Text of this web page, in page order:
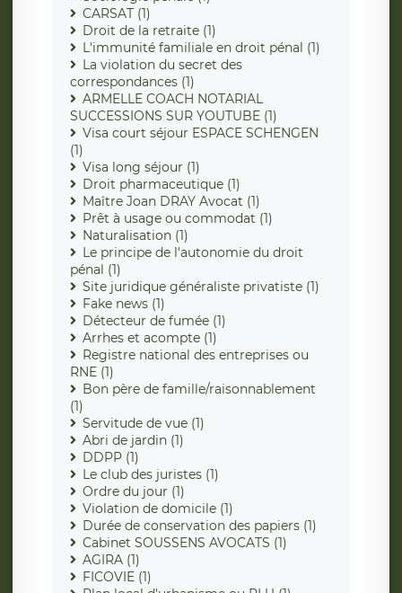
CARSAT (1)
Droit de la retraite (1)
L'immunité familiale en droit pénal (1)
La violation du secret des
correspondances (1)
ARMELLE COACH NOTARIAL
SUCCESSIONS SUR YOUTUBE (1)
Visa court séjour ESPACE SCHENGEN
(1)
Visa long séjour (1)
Droit pharmaceutique (1)
Maître Joan DRAY Avocat (1)
Prêt à usage ou commodat (1)
Naturalisation (1)
Le principe de l'autonomie du droit
pénal (1)
Site juridique généraliste privatiste (1)
Fake news (1)
Détecteur de fumée (1)
Arrhes et acompte (1)
Registre national des entreprises ou
RNE (1)
Bon père de famille/raisonnablement
(1)
Servitude de vue (1)
Abri de jardin (1)
DDPP (1)
Le club des juristes (1)
Ordre du jour (1)
Violation de domicile (1)
Durée de conservation des papiers (1)
Cabinet SOUSSENS AVOCATS (1)
AGIRA (1)
FICOVIE (1)